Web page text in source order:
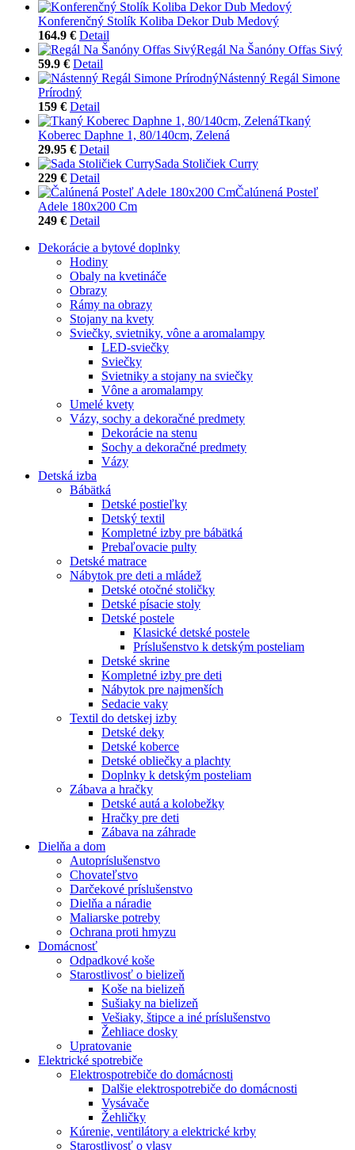
Konferenčný Stolík Koliba Dekor Dub Medový
164.9 € Detail
Regál Na Šanóny Offas Sivý
59.9 € Detail
Nástenný Regál Simone
Prírodný
159 € Detail
Tkaný
Koberec Daphne 1, 80/140cm, Zelená
29.95 € Detail
Sada Stoličiek Curry
229 € Detail
Čalúnená Posteľ
Adele 180x200 Cm
249 € Detail
Dekorácie a bytové doplnky
Hodiny
Obaly na kvetináče
Obrazy
Rámy na obrazy
Stojany na kvety
Sviečky, svietniky, vône a aromalampy
LED-sviečky
Sviečky
Svietniky a stojany na sviečky
Vône a aromalampy
Umelé kvety
Vázy, sochy a dekoračné predmety
Dekorácie na stenu
Sochy a dekoračné predmety
Vázy
Detská izba
Bábätká
Detské postieľky
Detský textil
Kompletné izby pre bábätká
Prebaľovacie pulty
Detské matrace
Nábytok pre deti a mládež
Detské otočné stoličky
Detské písacie stoly
Detské postele
Klasické detské postele
Príslušenstvo k detským posteliam
Detské skrine
Kompletné izby pre deti
Nábytok pre najmenších
Sedacie vaky
Textil do detskej izby
Detské deky
Detské koberce
Detské obliečky a plachty
Doplnky k detským posteliam
Zábava a hračky
Detské autá a kolobežky
Hračky pre deti
Zábava na záhrade
Dielňa a dom
Autopríslušenstvo
Chovateľstvo
Darčekové príslušenstvo
Dielňa a náradie
Maliarske potreby
Ochrana proti hmyzu
Domácnosť
Odpadkové koše
Starostlivosť o bielizeň
Koše na bielizeň
Sušiaky na bielizeň
Vešiaky, štipce a iné príslušenstvo
Žehliace dosky
Upratovanie
Elektrické spotrebiče
Elektrospotrebiče do domácnosti
Dalšie elektrospotrebiče do domácnosti
Vysávače
Žehličky
Kúrenie, ventilátory a elektrické krby
Starostlivosť o vlasy